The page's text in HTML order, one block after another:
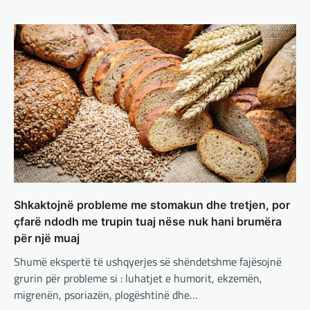
Shkaktojnë probleme me stomakun dhe tretjen, por
çfarë ndodh me trupin tuaj nëse nuk hani brumëra
për një muaj
Shumë ekspertë të ushqyerjes së shëndetshme fajësojnë
grurin për probleme si : luhatjet e humorit, ekzemën,
migrenën, psoriazën, plogështinë dhe…
TOP
Trump ndërpreu ndihmën
ushtarake, kryeministri i
Ukrainës: Të vendosur për
vazhdimin e bashkëpunimit me
SHBA!
adminadmin March 4, 2025
Kryeministri i Ukrainës thotë se vendi i tij
është absolutisht i vendosur të vazhdojë
bashkëpunimin e saj me Shtetet e…
BOTA,LAJME ,MË TË FUNDIT,RAJONI,
SPECIALE
paqe pa themelimin e shtetit
palestinez
adminadmin March 4, 2025